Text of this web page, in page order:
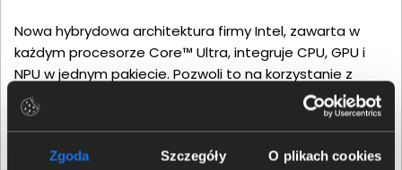
Zgoda Szczegóły O plikach cookies
Nowa hybrydowa architektura firmy Intel, zawarta w
każdym procesorze Core™ Ultra, integruje CPU, GPU i
NPU w jednym pakiecie. Pozwoli to na korzystanie z
nowych, ekscytujących możliwości sztucznej inteligencji.
Jako przykłady mogą posłużyć tłumaczenie języka w
czasie rzeczywistym, czy ulepszone środowiska gier.
Umożliwi to ponad 300 funkcji zintegrowanych w